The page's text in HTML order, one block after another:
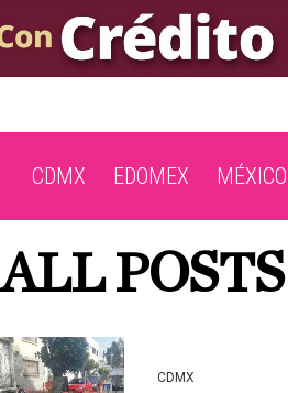
CDMX EDOMEX MÉXICO
ALL
CDMX